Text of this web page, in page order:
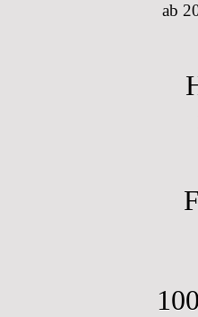
ab
100%